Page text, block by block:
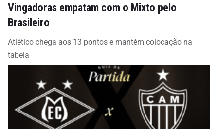
Vingadoras empatam com o Mixto pelo
Brasileiro
Atlético chega aos 13 pontos e mantém colocação na
tabela